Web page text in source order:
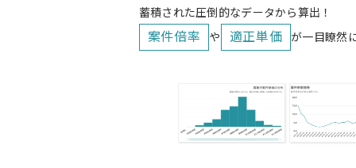
蓄積された圧倒的なデータから算出！
案件倍率 や 適正単価 が一目瞭然